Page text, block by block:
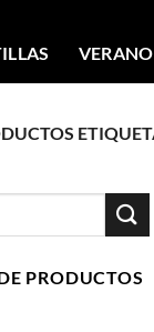
PRODUCTOS